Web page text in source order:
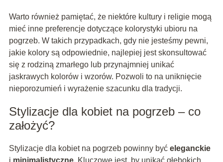
Warto również pamiętać, że niektóre kultury i religie mogą
mieć inne preferencje dotyczące kolorystyki ubioru na
pogrzeb. W takich przypadkach, gdy nie jesteśmy pewni,
jakie kolory są odpowiednie, najlepiej jest skonsultować
się z rodziną zmarłego lub przynajmniej unikać
jaskrawych kolorów i wzorów. Pozwoli to na uniknięcie
nieporozumień i wyrażenie szacunku dla tradycji.
Stylizacje dla kobiet na pogrzeb – co
założyć?
Stylizacje dla kobiet na pogrzeb powinny być eleganckie